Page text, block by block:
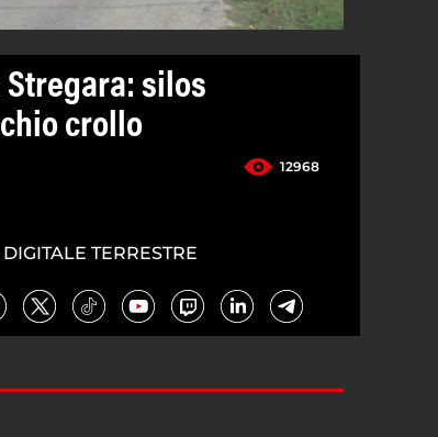
Stregara: silos
crollo
12968
TERRESTRE